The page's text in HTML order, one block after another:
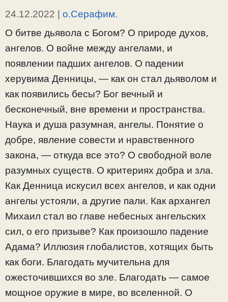
24.12.2022 | о.Серафим.
О битве дьявола с Богом? О природе духов,
ангелов. О войне между ангелами, и
появлении падших ангелов. О падении
херувима Денницы, — как он стал дьяволом и
как появились бесы? Бог вечный и
бесконечный, вне времени и пространства.
Наука и душа разумная, ангелы. Понятие о
добре, явление совести и нравственного
закона, — откуда все это? О свободной воле
разумных существ. О критериях добра и зла.
Как Денница искусил всех ангелов, и как одни
ангелы устояли, а другие пали. Как архангел
Михаил стал во главе небесных ангельских
сил, о его призыве? Как произошло падение
Адама? Иллюзия глобалистов, хотящих быть
как боги. Благодать мучительна для
ожесточившихся во зле. Благодать — самое
мощное оружие в мире, во вселенной. О